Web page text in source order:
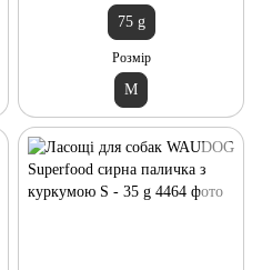
75 g
Розмір
M